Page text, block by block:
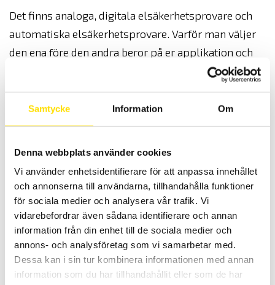
Samtycke Information Om
Denna webbplats använder cookies
Vi använder enhetsidentifierare för att anpassa innehållet
och annonserna till användarna, tillhandahålla funktioner
för sociala medier och analysera vår trafik. Vi
vidarebefordrar även sådana identifierare och annan
information från din enhet till de sociala medier och
annons- och analysföretag som vi samarbetar med.
Dessa kan i sin tur kombinera informationen med annan
information som du har tillhandahållit eller som de har
Det finns analoga, digitala elsäkerhetsprovare och
automatiska elsäkerhetsprovare. Varför man väljer
den ena före den andra beror på er applikation och
om ni har behov av att spara resultat eller inte.
Kontakta oss så hjälper vi er hitta rätt lösning för
erat behov.
Tillbaka till kategorinelsäkerhetsprovare.
ETL UH28CS Högspänningsprovare AC 12kV – UTGÅTT
UH28C från ETL är en kompakt, kraftfull analog AC
högspänningsprovare med upp till 12kV provspänning.